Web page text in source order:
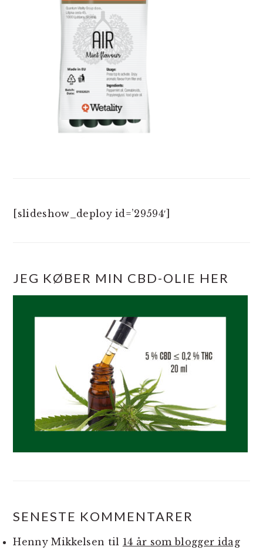
[slideshow_deploy id=’29594′]
JEG KØBER MIN CBD-OLIE HER
SENESTE KOMMENTARER
Henny Mikkelsen til 14 år som blogger idag